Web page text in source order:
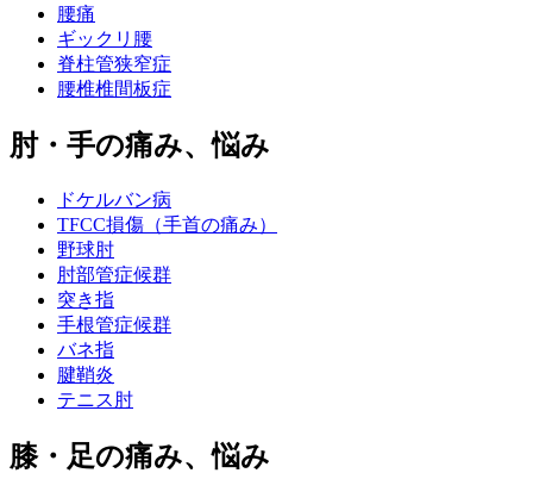
腰痛
ギックリ腰
脊柱管狭窄症
腰椎椎間板症
肘・手の痛み、悩み
ドケルバン病
TFCC損傷（手首の痛み）
野球肘
肘部管症候群
突き指
手根管症候群
バネ指
腱鞘炎
テニス肘
膝・足の痛み、悩み